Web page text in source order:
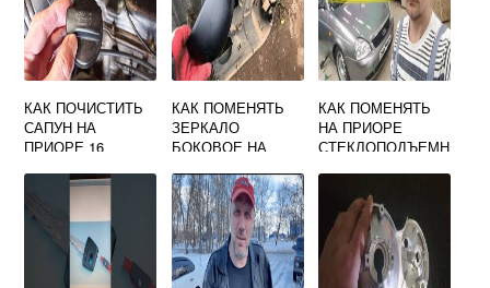
КАК ПОЧИСТИТЬ
САПУН НА
ПРИОРЕ 16
КАК ПОМЕНЯТЬ
ЗЕРКАЛО
БОКОВОЕ НА
КАК ПОМЕНЯТЬ
НА ПРИОРЕ
СТЕКЛОПОДЪЕМН